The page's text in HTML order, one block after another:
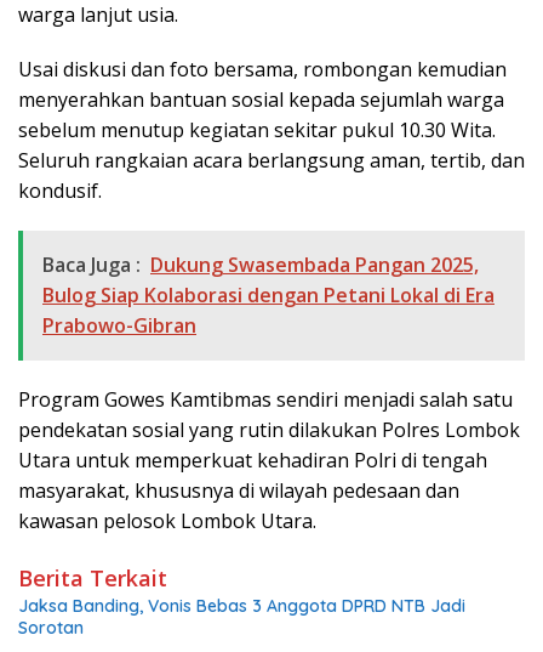
warga lanjut usia.
Usai diskusi dan foto bersama, rombongan kemudian
menyerahkan bantuan sosial kepada sejumlah warga
sebelum menutup kegiatan sekitar pukul 10.30 Wita.
Seluruh rangkaian acara berlangsung aman, tertib, dan
kondusif.
Baca Juga : Dukung Swasembada Pangan 2025,
Bulog Siap Kolaborasi dengan Petani Lokal di Era
Prabowo-Gibran
Program Gowes Kamtibmas sendiri menjadi salah satu
pendekatan sosial yang rutin dilakukan Polres Lombok
Utara untuk memperkuat kehadiran Polri di tengah
masyarakat, khususnya di wilayah pedesaan dan
kawasan pelosok Lombok Utara.
Berita Terkait
Jaksa Banding, Vonis Bebas 3 Anggota DPRD NTB Jadi
Sorotan